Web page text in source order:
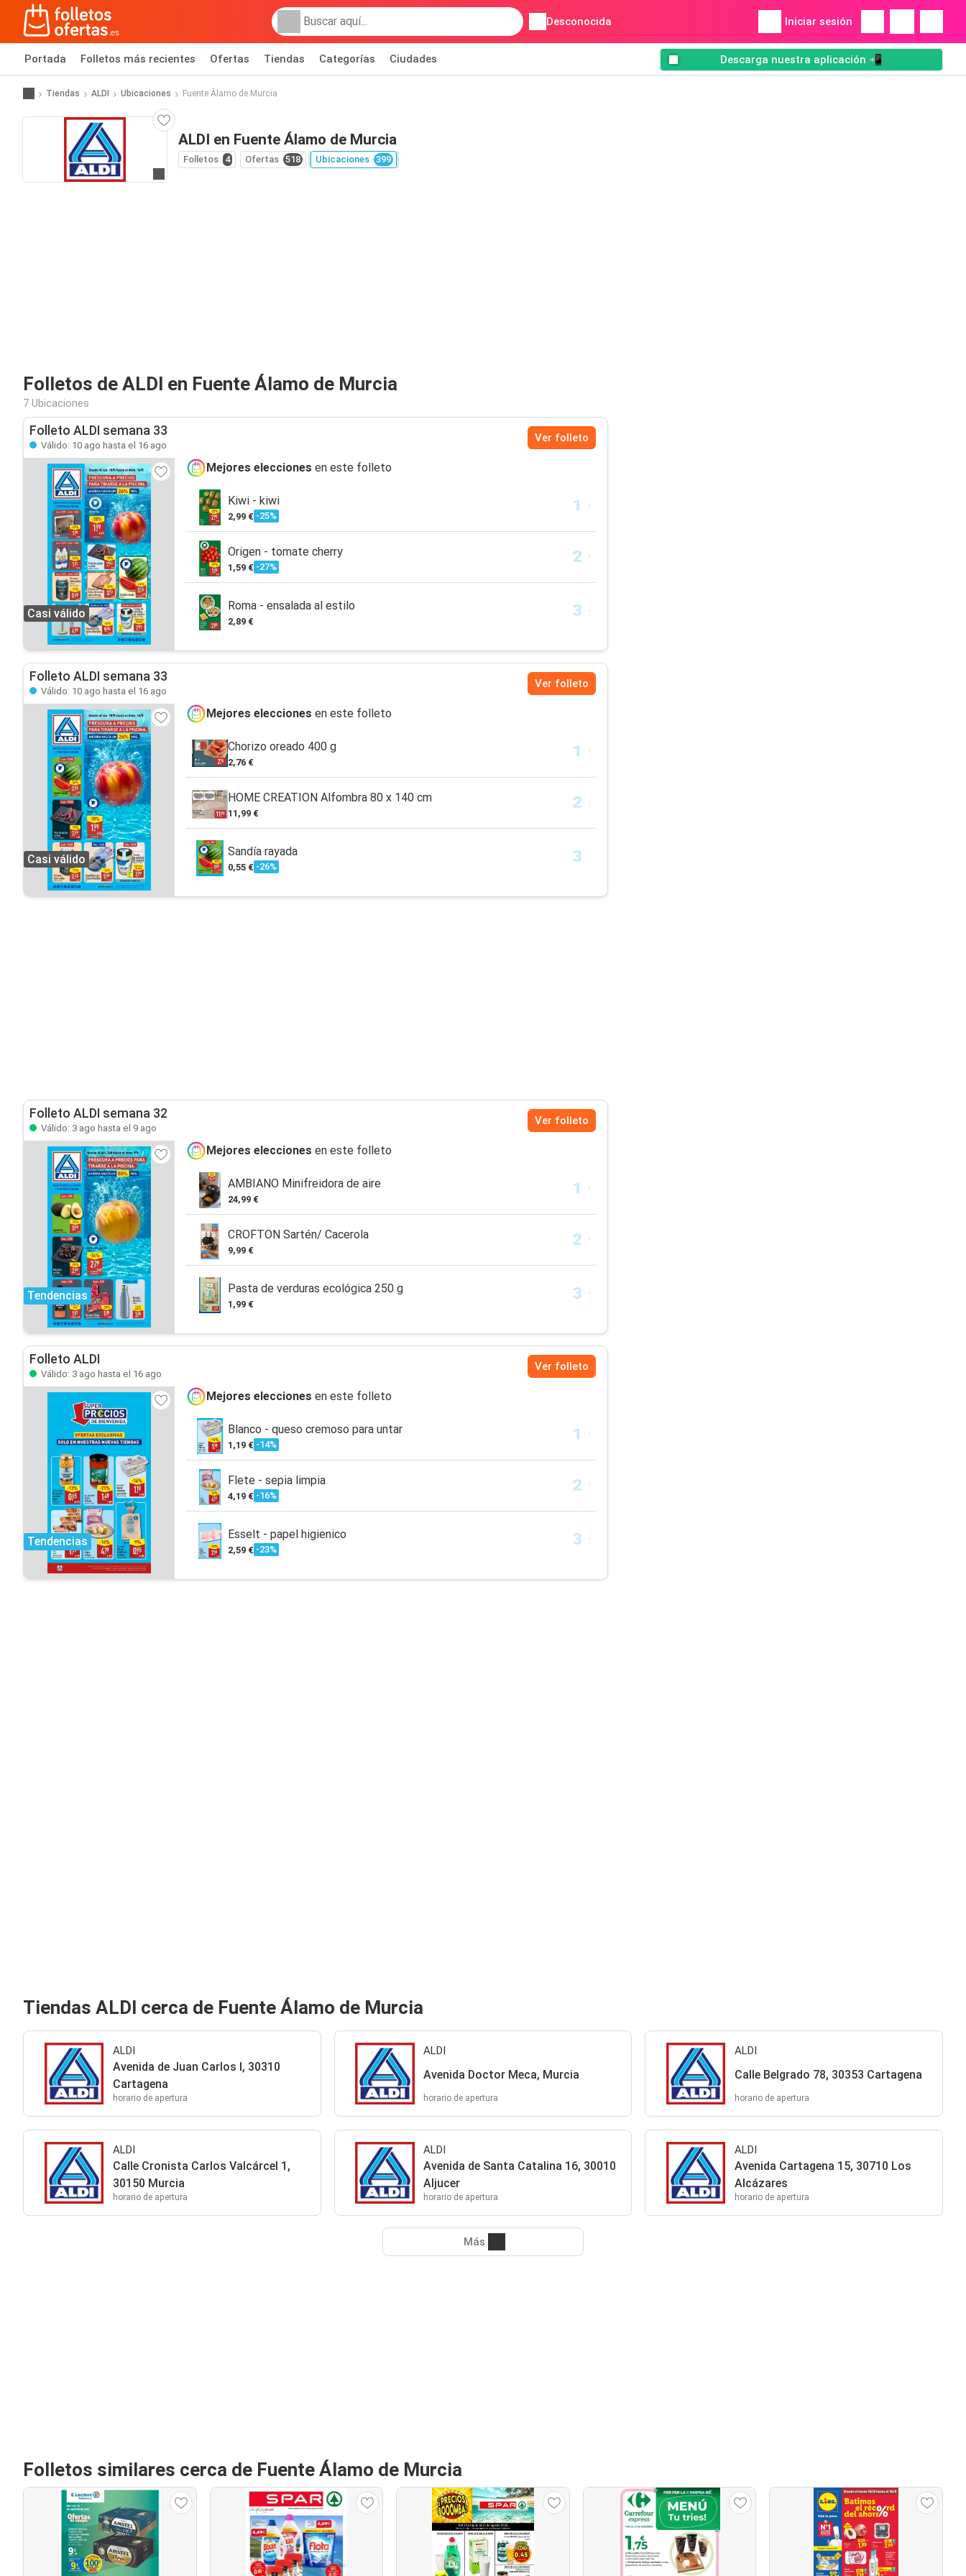
Desconocida Iniciar sesión
Portada Folletos más recientes Ofertas Tiendas Categorías Ciudades Descarga nuestra aplicación 📲
Tiendas ALDI Ubicaciones Fuente Álamo de Murcia
ALDI en Fuente Álamo de Murcia
Folletos 4 Ofertas 518 Ubicaciones 399
Folletos de ALDI en Fuente Álamo de Murcia
7 Ubicaciones
Folleto ALDI semana 33
Válido: 10 ago hasta el 16 ago
Ver folleto
Casi válido
Mejores elecciones en este folleto
Kiwi - kiwi
2,99 € -25%
Origen - tomate cherry
1,59 € -27%
Roma - ensalada al estilo
2,89 €
Folleto ALDI semana 33
Válido: 10 ago hasta el 16 ago
Ver folleto
Casi válido
Mejores elecciones en este folleto
Chorizo oreado 400 g
2,76 €
HOME CREATION Alfombra 80 x 140 cm
11,99 €
Sandía rayada
0,55 € -26%
Folleto ALDI semana 32
Válido: 3 ago hasta el 9 ago
Ver folleto
Tendencias
Mejores elecciones en este folleto
AMBIANO Minifreidora de aire
24,99 €
CROFTON Sartén/ Cacerola
9,99 €
Pasta de verduras ecológica 250 g
1,99 €
Folleto ALDI
Válido: 3 ago hasta el 16 ago
Ver folleto
Tendencias
Mejores elecciones en este folleto
Blanco - queso cremoso para untar
1,19 € -14%
Flete - sepia limpia
4,19 € -16%
Esselt - papel higienico
2,59 € -23%
Tiendas ALDI cerca de Fuente Álamo de Murcia
ALDI
Avenida de Juan Carlos I, 30310
Cartagena
horario de apertura
ALDI
Avenida Doctor Meca, Murcia
horario de apertura
ALDI
Calle Belgrado 78, 30353 Cartagena
horario de apertura
ALDI
Calle Cronista Carlos Valcárcel 1,
30150 Murcia
horario de apertura
ALDI
Avenida de Santa Catalina 16, 30010
Aljucer
horario de apertura
ALDI
Avenida Cartagena 15, 30710 Los
Alcázares
horario de apertura
Más
Folletos similares cerca de Fuente Álamo de Murcia